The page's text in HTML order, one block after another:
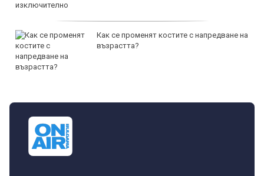
Как се променят костите с напредване на
възрастта?